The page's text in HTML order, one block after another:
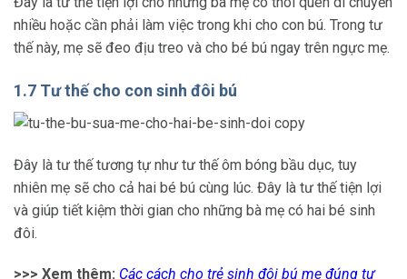
nhiều hoặc cần phải làm việc trong khi cho con bú. Trong tư
thế này, mẹ sẽ đeo địu treo và cho bé bú ngay trên ngực mẹ.
1.7 Tư thế cho con sinh đôi bú
Đây là tư thế tương tự như tư thế ôm bóng bầu dục, tuy
nhiên mẹ sẽ cho cả hai bé bú cùng lúc. Đây là tư thế tiện lợi
và giúp tiết kiệm thời gian cho những bà mẹ có hai bé sinh
đôi.
>>> Xem thêm: Các cách cho trẻ sinh đôi bú mẹ đúng tư